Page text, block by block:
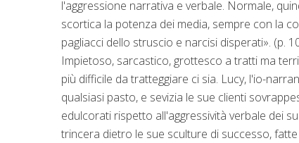
l'aggressione narrativa e verbale. Normale,
scortica la potenza dei media, sempre con la
pagliacci dello struscio e narcisi disperati». (p.
Impietoso, sarcastico, grottesco a tratti ma
più difficile da tratteggiare ci sia. Lucy, l'io-
qualsiasi pasto, e sevizia le sue clienti
edulcorati rispetto all'aggressività verbale dei
trincera dietro le sue sculture di successo,